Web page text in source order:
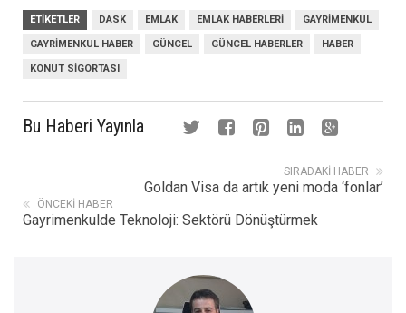
ETIKETLER DASK EMLAK EMLAK HABERLERI GAYRIMENKUL
GAYRIMENKUL HABER GÜNCEL GÜNCEL HABERLER HABER
KONUT SIGORTASI
Bu Haberi Yayınla
SIRADAKI HABER
Goldan Visa da artık yeni moda ‘fonlar’
ÖNCEKI HABER
Gayrimenkulde Teknoloji: Sektörü Dönüştürmek